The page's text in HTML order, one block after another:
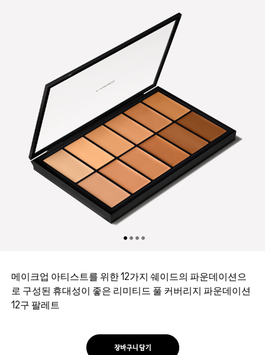
메이크업 아티스트를 위한 12가지 쉐이드의 파운데이션으
로 구성된 휴대성이 좋은 리미티드 풀 커버리지 파운데이션
12구 팔레트
장바구니 담기